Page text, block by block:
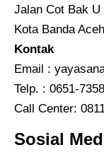
Jalan Cot Bak U
Kota Banda
Kontak
Email :
Telp. : 0651-
Call Center:
Sosial